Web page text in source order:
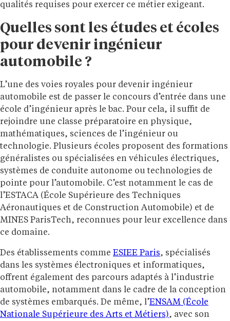
qualités requises pour exercer ce métier exigeant.
Quelles sont les études et écoles
pour devenir ingénieur
automobile ?
L’une des voies royales pour devenir ingénieur
automobile est de passer le concours d’entrée dans une
école d’ingénieur après le bac. Pour cela, il suffit de
rejoindre une classe préparatoire en physique,
mathématiques, sciences de l’ingénieur ou
technologie. Plusieurs écoles proposent des formations
généralistes ou spécialisées en véhicules électriques,
systèmes de conduite autonome ou technologies de
pointe pour l’automobile. C’est notamment le cas de
l’ESTACA (École Supérieure des Techniques
Aéronautiques et de Construction Automobile) et de
MINES ParisTech, reconnues pour leur excellence dans
ce domaine.
Des établissements comme ESIEE Paris, spécialisés
dans les systèmes électroniques et informatiques,
offrent également des parcours adaptés à l’industrie
automobile, notamment dans le cadre de la conception
de systèmes embarqués. De même, l’ENSAM (École
Nationale Supérieure des Arts et Métiers), avec son